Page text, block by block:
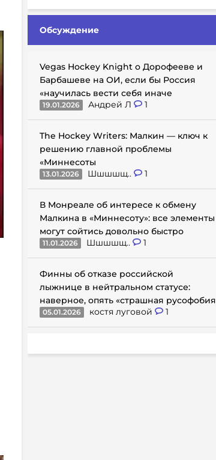
Обсуждение
Vegas Hockey Knight о Дорофееве и
Барбашеве на ОИ, если бы Россия
«научилась вести себя иначе
19.01.2026 Андрей Л 1
The Hockey Writers: Малкин — ключ к
решению главной проблемы
«Миннесоты
13.01.2026 Шшшшщ.. 1
В Монреале об интересе к обмену
Малкина в «Миннесоту»: все элементы
могут сойтись довольно быстро
11.01.2026 Шшшшщ.. 1
Финны об отказе российской
лыжнице в нейтральном статусе:
наверное, опять «страшная русофобия
05.01.2026 костя луговой 1